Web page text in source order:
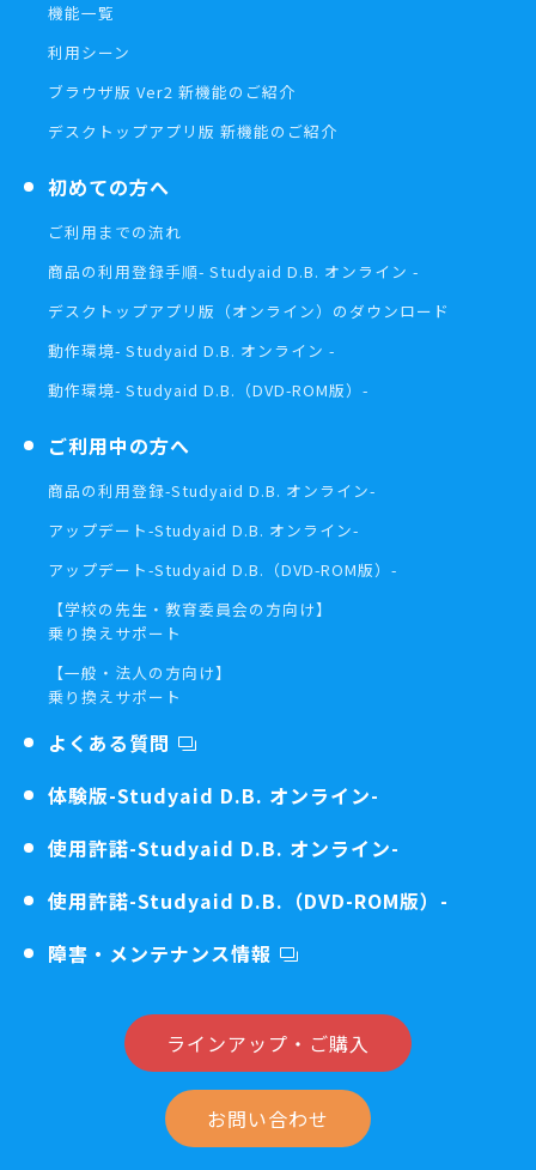
機能一覧
利用シーン
ブラウザ版 Ver2 新機能のご紹介
デスクトップアプリ版 新機能のご紹介
初めての方へ
ご利用までの流れ
商品の利用登録手順- Studyaid D.B. オンライン -
デスクトップアプリ版（オンライン）の ダウンロード
動作環境- Studyaid D.B. オンライン -
動作環境- Studyaid D.B.（DVD-ROM版）-
ご利用中の方へ
商品の利用登録-Studyaid D.B. オンライン-
アップデート-Studyaid D.B. オンライン-
アップデート-Studyaid D.B.（DVD-ROM版）-
【学校の先生・教育委員会の方向け】
乗り換えサポート
【一般・法人の方向け】
乗り換えサポート
よくある質問
体験版-Studyaid D.B. オンライン-
使用許諾-Studyaid D.B. オンライン-
使用許諾-Studyaid D.B.（DVD-ROM版）-
障害・メンテナンス情報
ラインアップ・ご購入
お問い合わせ